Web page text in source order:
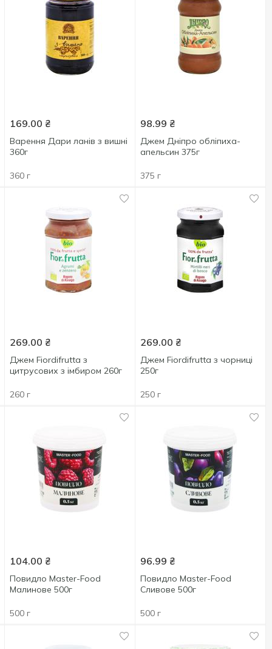
169.00 ₴
Варення Дари ланів з вишні
360г
360 г
98.99 ₴
Джем Дніпро обліпиха-
апельсин 375г
375 г
269.00 ₴
Джем Fiordifrutta з
цитрусових з імбиром 260г
260 г
269.00 ₴
Джем Fiordifrutta з чорниці
250г
250 г
104.00 ₴
Повидло Master-Food
Малинове 500г
500 г
96.99 ₴
Повидло Master-Food
Сливове 500г
500 г